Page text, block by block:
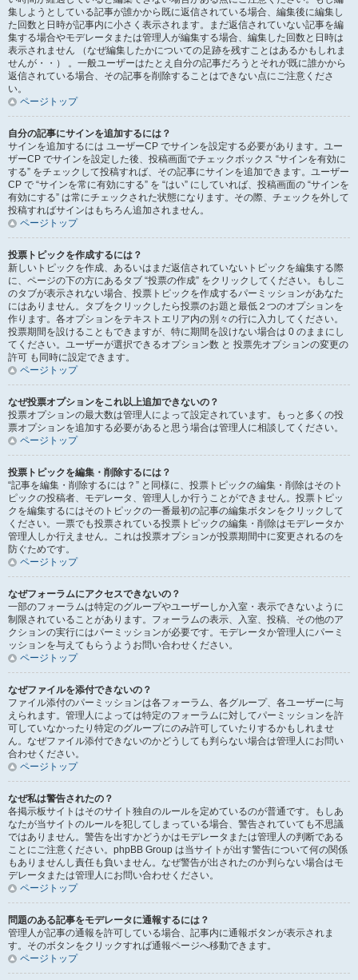
集しようとしている記事が誰かから既に返信されている場合、編集後に編集し
た回数と日時が記事内に小さく表示されます。まだ返信されていない記事を編
集する場合やモデレータまたは管理人が編集する場合、編集した回数と日時は
表示されません （なぜ編集したかについての足跡を残すことはあるかもしれま
せんが・・） 。一般ユーザーはたとえ自分の記事だろうとそれが既に誰かから
返信されている場合、その記事を削除することはできない点にご注意くださ
い。
ページトップ
自分の記事にサインを追加するには？
サインを追加するには ユーザーCP でサインを設定する必要があります。ユー
ザーCP でサインを設定した後、投稿画面でチェックボックス “サインを有効に
する” をチェックして投稿すれば、その記事にサインを追加できます。ユーザー
CP で “サインを常に有効にする” を “はい” にしていれば、投稿画面の “サインを
有効にする” は常にチェックされた状態になります。その際、チェックを外して
投稿すればサインはもちろん追加されません。
ページトップ
投票トピックを作成するには？
新しいトピックを作成、あるいはまだ返信されていないトピックを編集する際
に、ページの下の方にあるタブ “投票の作成” をクリックしてください。もしこ
のタブが表示されない場合、投票トピックを作成するパーミッションがあなた
にはありません。タブをクリックしたら投票のお題と最低２つのオプションを
作ります。各オプションをテキストエリア内の別々の行に入力してください。
投票期間を設けることもできますが、特に期間を設けない場合は 0 のままにし
てください。ユーザーが選択できるオプション数 と 投票先オプションの変更の
許可 も同時に設定できます。
ページトップ
なぜ投票オプションをこれ以上追加できないの？
投票オプションの最大数は管理人によって設定されています。もっと多くの投
票オプションを追加する必要があると思う場合は管理人に相談してください。
ページトップ
投票トピックを編集・削除するには？
“記事を編集・削除するには？” と同様に、投票トピックの編集・削除はそのト
ピックの投稿者、モデレータ、管理人しか行うことができません。投票トピッ
クを編集するにはそのトピックの一番最初の記事の編集ボタンをクリックして
ください。一票でも投票されている投票トピックの編集・削除はモデレータか
管理人しか行えません。これは投票オプションが投票期間中に変更されるのを
防ぐためです。
ページトップ
なぜフォーラムにアクセスできないの？
一部のフォーラムは特定のグループやユーザーしか入室・表示できないように
制限されていることがあります。フォーラムの表示、入室、投稿、その他のア
クションの実行にはパーミッションが必要です。モデレータか管理人にパーミ
ッションを与えてもらうようお問い合わせください。
ページトップ
なぜファイルを添付できないの？
ファイル添付のパーミッションは各フォーラム、各グループ、各ユーザーに与
えられます。管理人によっては特定のフォーラムに対してパーミッションを許
可していなかったり特定のグループにのみ許可していたりするかもしれませ
ん。なぜファイル添付できないのかどうしても判らない場合は管理人にお問い
合わせください。
ページトップ
なぜ私は警告されたの？
各掲示板サイトはそのサイト独自のルールを定めているのが普通です。もしあ
なたが当サイトのルールを犯してしまっている場合、警告されていても不思議
ではありません。警告を出すかどうかはモデレータまたは管理人の判断である
ことにご注意ください。phpBB Group は当サイトが出す警告について何の関係
もありませんし責任も負いません。なぜ警告が出されたのか判らない場合はモ
デレータまたは管理人にお問い合わせください。
ページトップ
問題のある記事をモデレータに通報するには？
管理人が記事の通報を許可している場合、記事内に通報ボタンが表示されま
す。そのボタンをクリックすれば通報ページへ移動できます。
ページトップ